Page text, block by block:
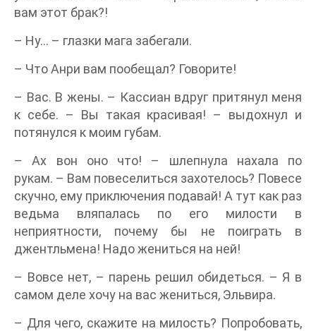
вам этот брак?!
– Ну… – глазки мага забегали.
– Что Анри вам пообещал? Говорите!
– Вас. В жены. – Кассиан вдруг притянул меня
к себе. – Вы такая красивая! – выдохнул и
потянулся к моим губам.
– Ах вон оно что! – шлепнула нахала по
рукам. – Вам повеселиться захотелось? Повесе
скучно, ему приключения подавай! А тут как раз
ведьма вляпалась по его милости в
неприятности, почему бы не поиграть в
джентльмена! Надо жениться на ней!
– Вовсе нет, – парень решил обидеться. – Я в
самом деле хочу на вас жениться, Эльвира.
– Для чего, скажите на милость? Попробовать,